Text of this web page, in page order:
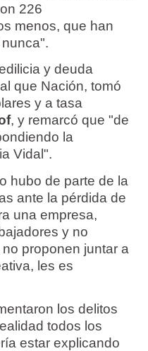
226
menos, que han
y deuda
que Nación, tomó
y a tasa
, y remarcó que "de
la
Vidal".
hubo de parte de la
ante la pérdida de
una empresa,
y no
proponen juntar a
les es
los delitos
todos los
estar explicando